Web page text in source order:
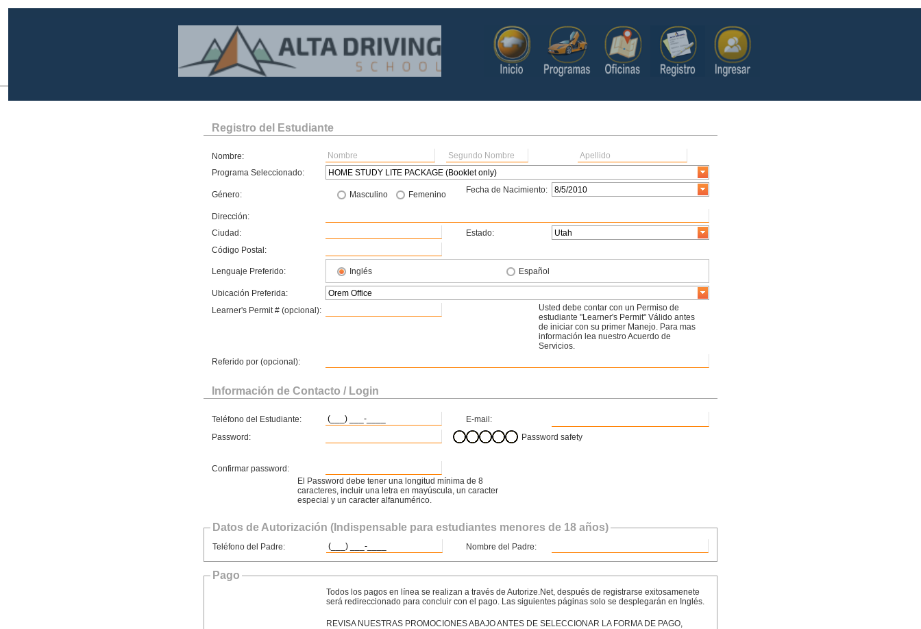
Registro del Estudiante
Nombre:
Programa Seleccionado:
Género: Masculino Femenino Fecha de Nacimiento:
Dirección:
Ciudad:
Estado:
Código Postal:
Lenguaje Preferido: Inglés Español
Ubicación Preferida:
Learner's Permit # (opcional):
Usted debe contar con un Permiso de
estudiante "Learner's Permit" Válido antes
de iniciar con su primer Manejo. Para mas
información lea nuestro Acuerdo de
Servicios.
Referido por (opcional):
Información de Contacto / Login
Teléfono del Estudiante:
E-mail:
Password:
Password safety
Confirmar password:
El Password debe tener una longitud mínima de 8
caracteres, incluir una letra en mayúscula, un caracter
especial y un caracter alfanumérico.
Datos de Autorización (Indispensable para estudiantes menores de 18 años)
Teléfono del Padre: Nombre del Padre:
Pago
Todos los pagos en línea se realizan a través de Autorize.Net, después de registrarse exitosamenete
será redireccionado para concluir con el pago. Las siguientes páginas solo se desplegarán en Inglés.
REVISA NUESTRAS PROMOCIONES ABAJO ANTES DE SELECCIONAR LA FORMA DE PAGO,